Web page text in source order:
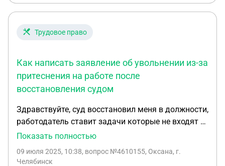
Трудовое право
Как написать заявление об увольнении из-за
притеснения на работе после
восстановления судом
Здравствуйте, суд восстановил меня в должности,
работодатель ставит задачи которые не входят в
мои обязанности, всячески препятствует
правильно написать заявление об увольнении в
Показать полностью
09 июля 2025, 10:38, вопрос №4610155, Оксана, г.
Челябинск